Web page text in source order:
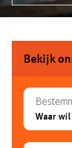
Bekijk